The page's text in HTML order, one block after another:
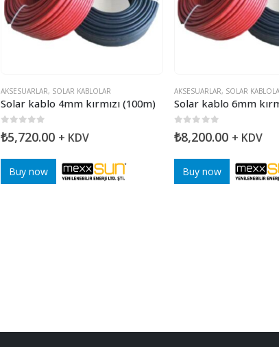
AKSESUARLAR, SOLAR KABLOLAR
Solar kablo 4mm kırmızı (100m)
0
₺5,720.00 + KDV
Buy now
AKSESUARLAR, SOLAR
Solar kablo 6mm
0
₺8,200.00 + KDV
Buy now